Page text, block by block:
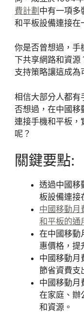
費計劃 中有一項多
和平板設備連接在
你是否曾想過，手
下共享網路和資源
支持策略讓這成為
相信大部分人都有
否想過，在中國移
連接手機和平板，
呢？
關鍵要點:
透過中國移
板設備連接
中國移動月
和平板的通
在中國移動
惠價格，提
中國移動月
節省資費支
中國移動月
在家庭、辦
和資源。